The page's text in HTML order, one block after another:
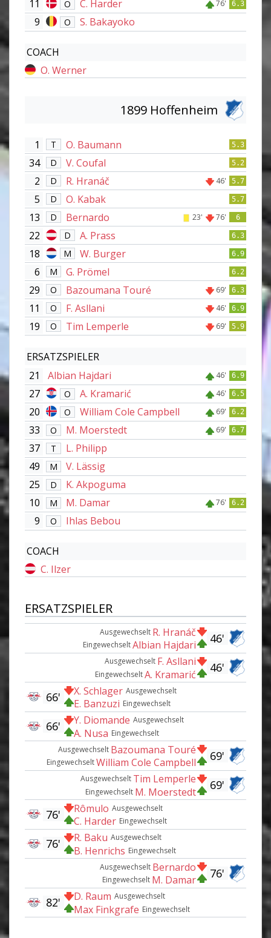
11 O C. Harder 76' 6.3
9 O S. Bakayoko
COACH
O. Werner
1899 Hoffenheim
1 T O. Baumann 5.3
34 D V. Coufal 5.2
2 D R. Hranáč 46' 5.7
5 D O. Kabak 5.7
13 D Bernardo 23' 76' 6
22 D A. Prass 6.3
18 M W. Burger 6.9
6 M G. Prömel 6.2
29 O Bazoumana Touré 69' 6.3
11 O F. Asllani 46' 6.9
19 O Tim Lemperle 69' 5.9
ERSATZSPIELER
21
Albian Hajdari 46' 6.9
27 O A. Kramarić 46' 6.5
20 O William Cole Campbell 69' 6.2
33 O M. Moerstedt 69' 6.7
37 T
L. Philipp
49
M
V. Lässig
25
D
K. Akpoguma
10
M M. Damar 76' 6.2
9 O Ihlas Bebou
COACH
C. Ilzer
ERSATZSPIELER
46'
Ausgewechselt R. Hranáč
EingewechseltAlbian Hajdari
46'
Ausgewechselt F. Asllani
EingewechseltA. Kramarić
Ausgewechselt
X. Schlager
Eingewechselt
E. Banzuzi
66'
Ausgewechselt
Y. Diomande
Eingewechselt
A. Nusa
66'
69'
Ausgewechselt Bazoumana Touré
EingewechseltWilliam Cole Campbell
69'
Ausgewechselt Tim Lemperle
Eingewechselt M. Moerstedt
Ausgewechselt
Rômulo
Eingewechselt
C. Harder
76'
Ausgewechselt
R. Baku
Eingewechselt
B. Henrichs
76'
76'
Ausgewechselt Bernardo
Eingewechselt M. Damar
Ausgewechselt
D. Raum
Eingewechselt
Max Finkgrafe
82'